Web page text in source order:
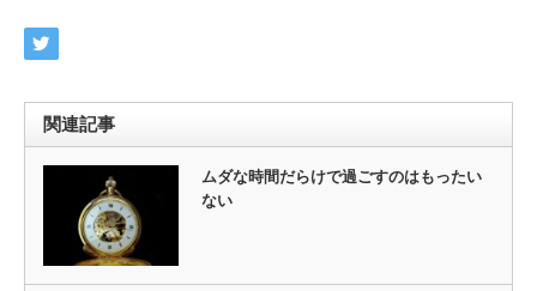
関連記事
ムダな時間だらけで過ごすのはもったい
ない